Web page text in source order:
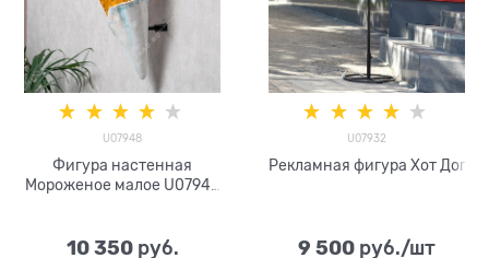
U07948
Фигура настенная
Мороженое малое U07948
10 350 руб.
U07932
Рекламная фигура Хот Дог
9 500 руб./шт